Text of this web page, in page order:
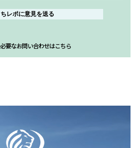
要なお問い合わせはこちら